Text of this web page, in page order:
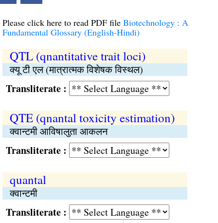
Please click here to read PDF file Biotechnology : A
Fundamental Glossary (English-Hindi)
QTL (qnantitative trait loci)
क्यू टी एल (मात्रात्मक विशेषक विस्थल)
:
QTE (qnantal toxicity estimation)
क्वान्टमी आविषालुता आकलन
:
quantal
क्वान्टमी
: